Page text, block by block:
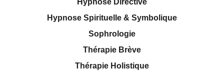
Hypnose Directive
Hypnose Spirituelle & Symbolique
Sophrologie
Thérapie Brève
Thérapie Holistique